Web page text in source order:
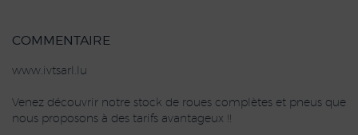
COMMENTAIRE
www.ivtsarl.lu
Venez découvrir notre stock de roues complètes et pneus que
nous proposons à des tarifs avantageux !!